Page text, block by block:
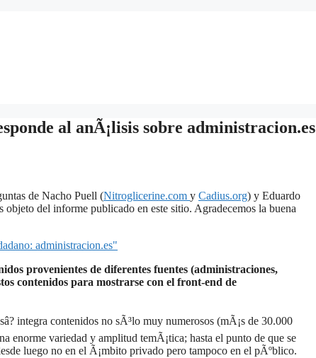
al anÃ¡lisis sobre administracion.es
de Nacho Puell (Nitroglicerine.com y Cadius.org) y Eduardo
del informe publicado en este sitio. Agradecemos la buena
administracion.es"
provenientes de diferentes fuentes (administraciones,
contenidos para mostrarse con el front-end de
integra contenidos no sÃ³lo muy numerosos (mÃ¡s de 30.000
enorme variedad y amplitud temÃ¡tica; hasta el punto de que se
luego no en el Ã¡mbito privado pero tampoco en el pÃºblico.